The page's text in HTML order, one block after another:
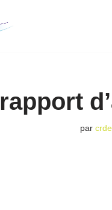
rapport
par